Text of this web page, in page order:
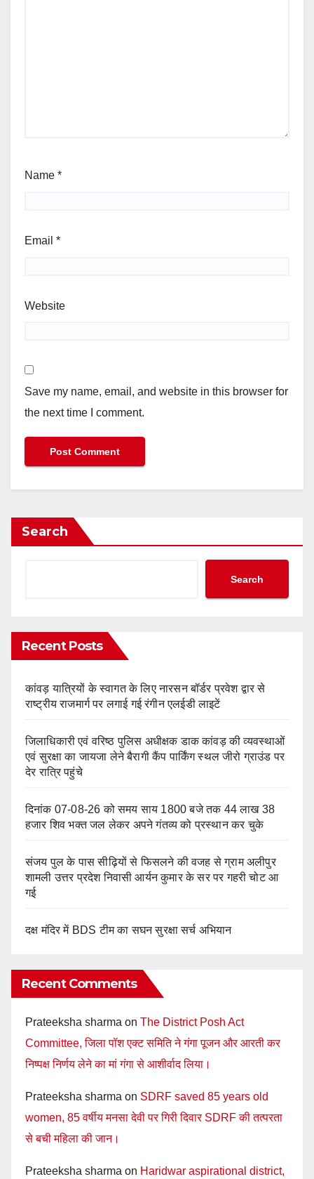
Name *
Email *
Website
Save my name, email, and website in this browser for
the next time I comment.
Search
Search
Recent Posts
कांवड़ यात्रियों के स्वागत के लिए नारसन बॉर्डर प्रवेश द्वार से
राष्ट्रीय राजमार्ग पर लगाई गई रंगीन एलईडी लाइटें
जिलाधिकारी एवं वरिष्ठ पुलिस अधीक्षक डाक कांवड़ की व्यवस्थाओं
एवं सुरक्षा का जायजा लेने बैरागी कैंप पार्किंग स्थल जीरो ग्राउंड पर
देर रात्रि पहुंचे
दिनांक 07-08-26 को समय साय 1800 बजे तक 44 लाख 38
हजार शिव भक्त जल लेकर अपने गंतव्य को प्रस्थान कर चुके
संजय पुल के पास सीढ़ियों से फिसलने की वजह से ग्राम अलीपुर
शामली उत्तर प्रदेश निवासी आर्यन कुमार के सर पर गहरी चोट आ
गई
दक्ष मंदिर में BDS टीम का सघन सुरक्षा सर्च अभियान
Recent Comments
Prateeksha sharma on The District Posh Act
Committee, जिला पॉश एक्ट समिति ने गंगा पूजन और आरती कर
निष्पक्ष निर्णय लेने का मां गंगा से आशीर्वाद लिया।
Prateeksha sharma on SDRF saved 85 years old
women, 85 वर्षीय मनसा देवी पर गिरी दिवार SDRF की तत्परता
से बची महिला की जान।
Prateeksha sharma on Haridwar aspirational district,